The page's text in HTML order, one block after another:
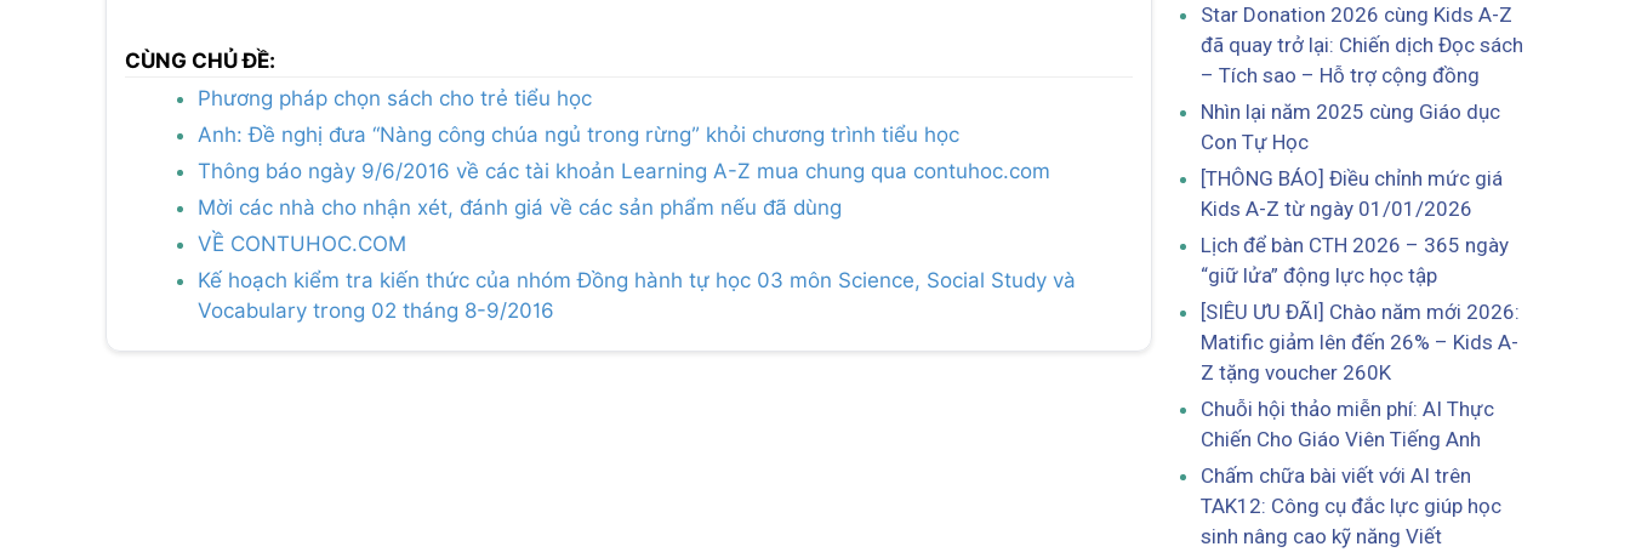
CÙNG CHỦ ĐỀ:
Phương pháp chọn sách cho trẻ tiểu học
Anh: Đề nghị đưa “Nàng công chúa ngủ trong rừng” khỏi chương trình tiểu học
Thông báo ngày 9/6/2016 về các tài khoản Learning A-Z mua chung qua contuhoc.com
Mời các nhà cho nhận xét, đánh giá về các sản phẩm nếu đã dùng
VỀ CONTUHOC.COM
Kế hoạch kiểm tra kiến thức của nhóm Đồng hành tự học 03 môn Science, Social Study và
Vocabulary trong 02 tháng 8-9/2016
Star Donation 2026 cùng Kids A-Z
đã quay trở lại: Chiến dịch Đọc sách
– Tích sao – Hỗ trợ cộng đồng
Nhìn lại năm 2025 cùng Giáo dục
Con Tự Học
[THÔNG BÁO] Điều chỉnh mức giá
Kids A-Z từ ngày 01/01/2026
Lịch để bàn CTH 2026 – 365 ngày
“giữ lửa” động lực học tập
[SIÊU ƯU ĐÃI] Chào năm mới 2026:
Matific giảm lên đến 26% – Kids A-
Z tặng voucher 260K
Chuỗi hội thảo miễn phí: AI Thực
Chiến Cho Giáo Viên Tiếng Anh
Chấm chữa bài viết với AI trên
TAK12: Công cụ đắc lực giúp học
sinh nâng cao kỹ năng Viết